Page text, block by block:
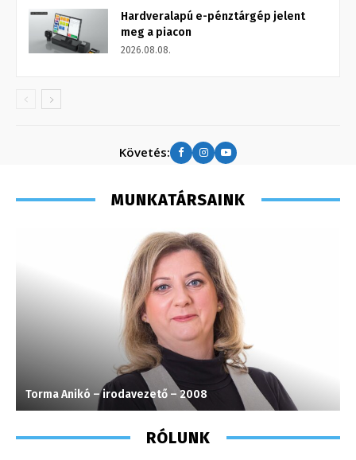
Hardveralapú e-pénztárgép jelent
meg a piacon
2026.08.08.
Követés:
MUNKATÁRSAINK
Torma Anikó – irodavezető – 2008
RÓLUNK